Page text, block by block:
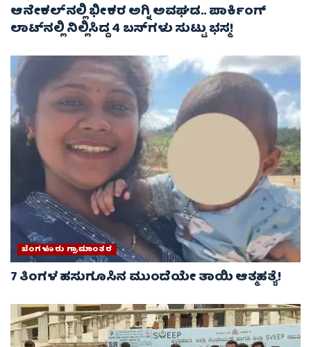
ಆನೇಕಲ್‌ನಲ್ಲಿ ಭೀಕರ ಅಗ್ನಿ ಅವಘಡ.. ಪಾರ್ಕಿಂಗ್
ಲಾಟ್‌ನಲ್ಲಿ ನಿಲ್ಲಿಸಿದ್ದ 4 ಬಸ್‌ಗಳು ಸುಟ್ಟು ಭಸ್ಮ!
ಬೆಂಗಳೂರು ಗ್ರಾಮಾಂತರ
7 ತಿಂಗಳ ಹಸುಗೂಸಿನ ಮುಂದೆಯೇ ತಾಯಿ ಆತ್ಮಹತ್ಯೆ!